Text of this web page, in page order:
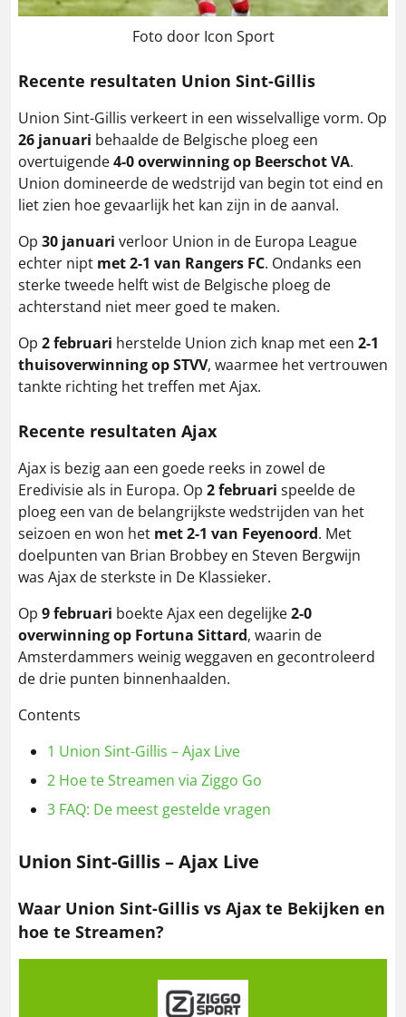
Foto door Icon Sport
Recente resultaten Union Sint-Gillis
Union Sint-Gillis verkeert in een wisselvallige vorm. Op
26 januari behaalde de Belgische ploeg een
overtuigende4-0 overwinning op Beerschot VA.
Union domineerde de wedstrijd van begin tot eind en
liet zien hoe gevaarlijk het kan zijn in de aanval.
Op 30 januari verloor Union in de Europa League
echter nipt met 2-1 van Rangers FC. Ondanks een
sterke tweede helft wist de Belgische ploeg de
achterstand niet meer goed te maken.
Op 2 februari herstelde Union zich knap met een 2-1
thuisoverwinning op STVV, waarmee het vertrouwen
tankte richting het treffen met Ajax.
Recente resultaten Ajax
Ajax is bezig aan een goede reeks in zowel de
Eredivisie als in Europa. Op 2 februari speelde de
ploeg een van de belangrijkste wedstrijden van het
seizoen en won het met 2-1 van Feyenoord. Met
doelpunten van Brian Brobbey en Steven Bergwijn
was Ajax de sterkste in De Klassieker.
Op 9 februari boekte Ajax een degelijke2-0
overwinning op Fortuna Sittard, waarin de
Amsterdammers weinig weggaven en gecontroleerd
de drie punten binnenhaalden.
Contents
1 Union Sint-Gillis – Ajax Live
2 Hoe te Streamen via Ziggo Go
3 FAQ: De meest gestelde vragen
Union Sint-Gillis – Ajax Live
Waar Union Sint-Gillis vs Ajax te Bekijken en
hoe te Streamen?